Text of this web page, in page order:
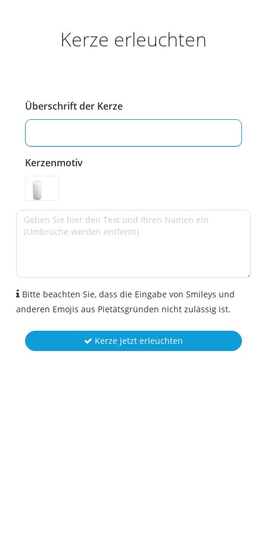
Kerze erleuchten
Überschrift der Kerze
Kerzenmotiv
Bitte beachten Sie, dass die Eingabe von Smileys und
anderen Emojis aus Pietätsgründen nicht zulässig ist.
Kerze jetzt erleuchten